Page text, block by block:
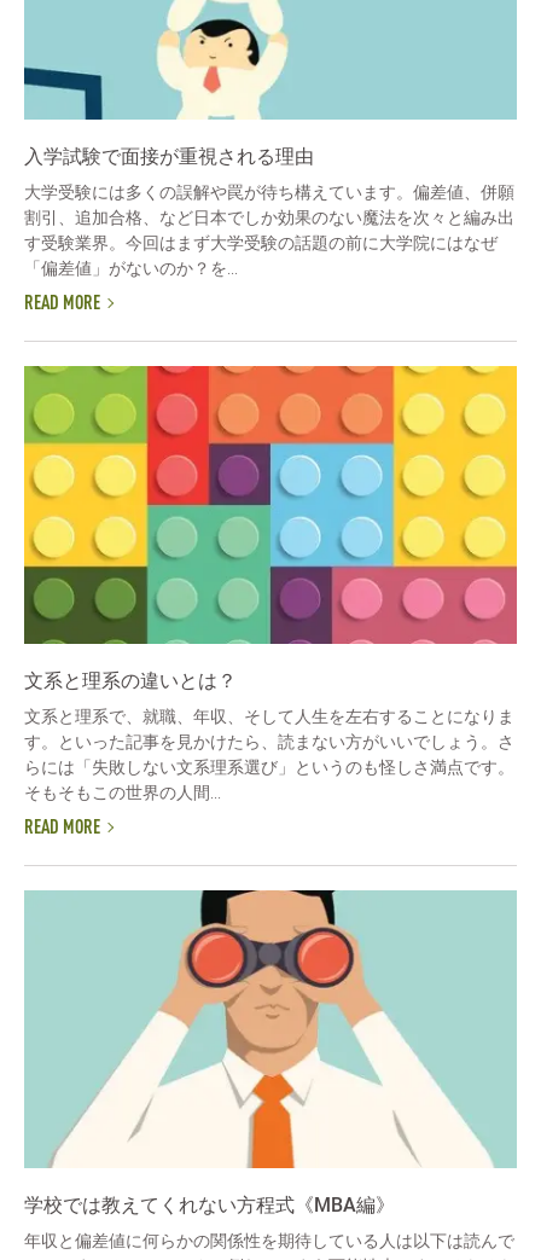
入学試験で面接が重視される理由
大学受験には多くの誤解や罠が待ち構えています。偏差値、併願
割引、追加合格、など日本でしか効果のない魔法を次々と編み出
す受験業界。今回はまず大学受験の話題の前に大学院にはなぜ
「偏差値」がないのか？を...
READ MORE
文系と理系の違いとは？
文系と理系で、就職、年収、そして人生を左右することになりま
す。といった記事を見かけたら、読まない方がいいでしょう。さ
らには「失敗しない文系理系選び」というのも怪しさ満点です。
そもそもこの世界の人間...
READ MORE
学校では教えてくれない方程式《MBA編》
年収と偏差値に何らかの関係性を期待している人は以下は読んで